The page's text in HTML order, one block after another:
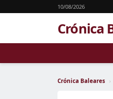
10/08/2026
Crónica
Crónica Baleares ›